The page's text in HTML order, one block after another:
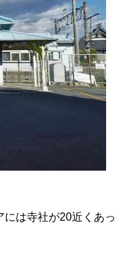
は寺社が20近くあっ